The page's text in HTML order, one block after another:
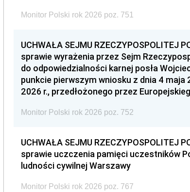
Monitor Polski rok 2026 poz. 751
UCHWAŁA SEJMU RZECZYPOSPOLITEJ
sprawie wyrażenia przez Sejm
do odpowiedzialności karnej posła
punkcie pierwszym wniosku z dnia 4 maja
2026 r., przedłożonego przez
Monitor Polski rok 2026 poz. 752
UCHWAŁA SEJMU RZECZYPOSPOLITEJ
sprawie uczczenia pamięci uczestników
ludności cywilnej Warszawy
Monitor Polski rok 2026 poz. 767